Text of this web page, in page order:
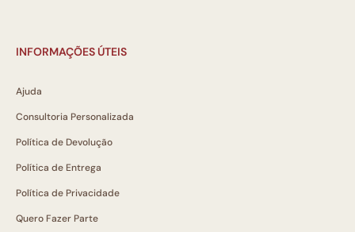
INFORMAÇÕES ÚTEIS
Ajuda
Consultoria Personalizada
Política de Devolução
Política de Entrega
Política de Privacidade
Quero Fazer Parte